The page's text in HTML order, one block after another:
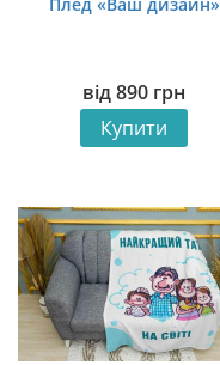
Плед «Ваш дизайн»
від890 грн
Купити